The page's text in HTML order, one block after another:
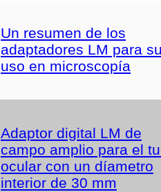
Un resumen de los
adaptadores LM para
uso en microscopía
Adaptor digital LM de
campo amplio para el
ocular con un díametro
interior de 30 mm